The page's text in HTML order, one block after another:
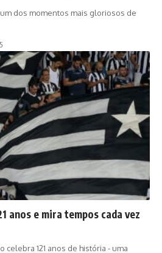
dos momentos mais gloriosos de
anos e mira tempos cada vez
celebra 121 anos de história - uma